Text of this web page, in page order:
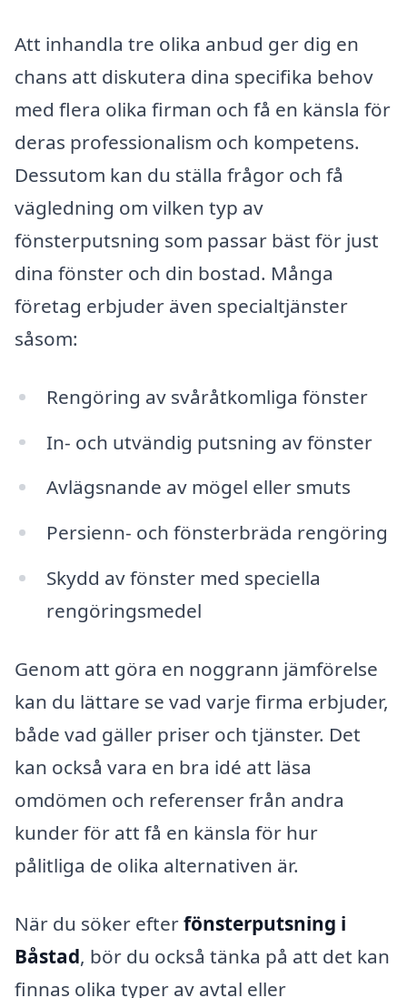
Att inhandla tre olika anbud ger dig en
chans att diskutera dina specifika behov
med flera olika firman och få en känsla för
deras professionalism och kompetens.
Dessutom kan du ställa frågor och få
vägledning om vilken typ av
fönsterputsning som passar bäst för just
dina fönster och din bostad. Många
företag erbjuder även specialtjänster
såsom:
Rengöring av svåråtkomliga fönster
In- och utvändig putsning av fönster
Avlägsnande av mögel eller smuts
Persienn- och fönsterbräda rengöring
Skydd av fönster med speciella
rengöringsmedel
Genom att göra en noggrann jämförelse
kan du lättare se vad varje firma erbjuder,
både vad gäller priser och tjänster. Det
kan också vara en bra idé att läsa
omdömen och referenser från andra
kunder för att få en känsla för hur
pålitliga de olika alternativen är.
När du söker efterfönsterputsning i
Båstad, bör du också tänka på att det kan
finnas olika typer av avtal eller